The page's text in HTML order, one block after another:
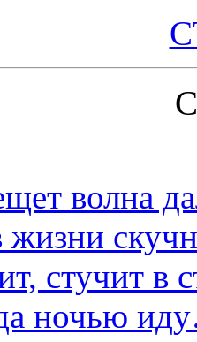
волна
жизни
стучит в
ночью